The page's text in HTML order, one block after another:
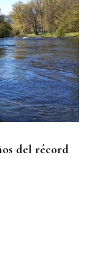
del récord